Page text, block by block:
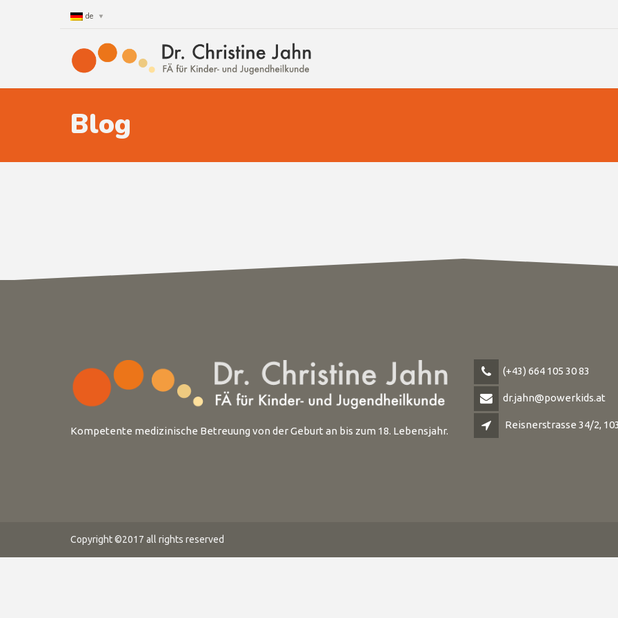
de
Blog
Kompetente medizinische Betreuung von der Geburt an bis zum 18. Lebensjahr.
(+43) 664 105 30 83
dr.jahn@powerkids.at
Reisnerstrasse 34/2,
Copyright ©2017 all rights reserved